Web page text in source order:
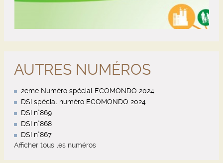
AUTRES NUMÉROS
2eme Numéro spécial ECOMONDO 2024
DSI spécial numéro ECOMONDO 2024
DSI n°869
DSI n°868
DSI n°867
Afficher tous les numéros